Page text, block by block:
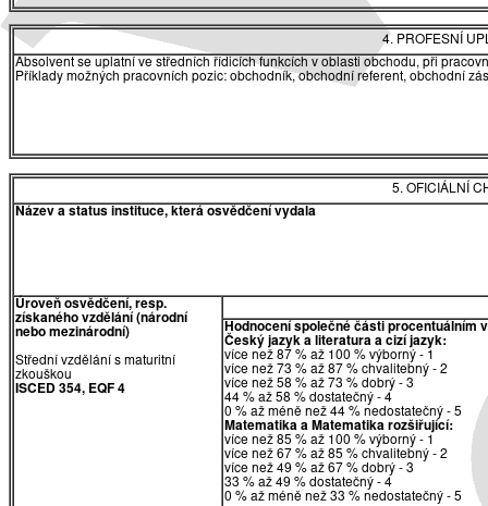
4. PROFESNÍ
Absolvent se uplatní ve středních řídicích funkcích v oblasti obchodu, při
Příklady možných pracovních pozic: obchodník, obchodní referent, obchodní
5. OFICIÁLNÍ
Název a status instituce, která osvědčení vydala
Úroveň osvědčení, resp.
získaného vzdělání (národní
nebo mezinárodní)
Střední vzdělání s maturitní
zkouškou
ISCED 354, EQF 4
Hodnocení společné části procentuálním
Český jazyk a literatura a cizí jazyk:
více než 87 % až 100 % výborný - 1
více než 73 % až 87 % chvalitebný - 2
více než 58 % až 73 % dobrý - 3
44 % až 58 % dostatečný - 4
0 % až méně než 44 % nedostatečný - 5
Matematika a Matematika rozšiřující:
více než 85 % až 100 % výborný - 1
více než 67 % až 85 % chvalitebný - 2
více než 49 % až 67 % dobrý - 3
33 % až 49 % dostatečný - 4
0 % až méně než 33 % nedostatečný - 5